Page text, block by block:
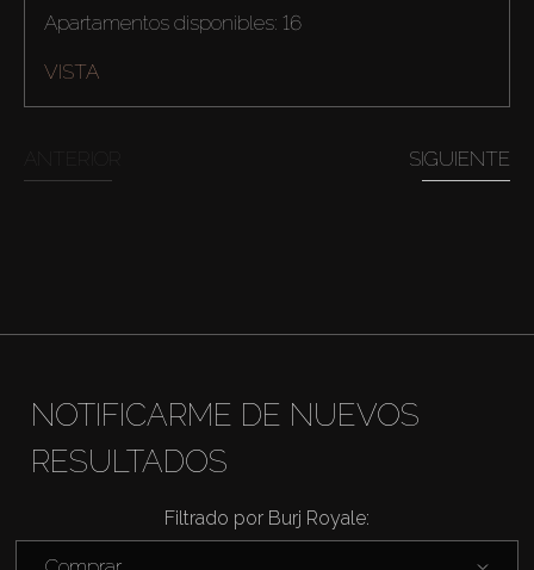
Alquilar
Apartamentos disponibles: 16
VISTA
SIGUIENTE
NOTIFICARME DE NUEVOS
RESULTADOS
Filtrado por Burj Royale: